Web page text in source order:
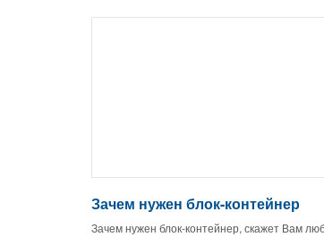
Зачем нужен блок-контейнер
Зачем нужен блок-контейнер, скажет Вам